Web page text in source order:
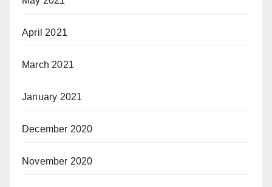
April 2021
March 2021
January 2021
December 2020
November 2020